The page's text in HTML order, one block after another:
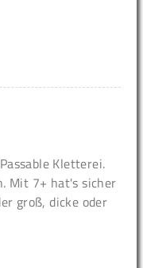
Kletterei.
Mit 7+ hat's sicher
groß, dicke oder